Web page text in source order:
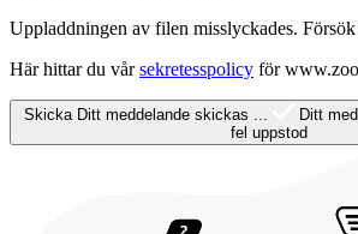
Uppladdningen av filen misslyckades.
Här hittar du vårsekretesspolicy för
Skicka Ditt meddelande skickas ... Ditt
fel uppstod